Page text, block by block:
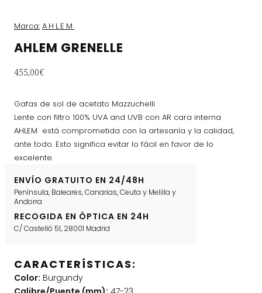
Marca: AHLEM
AHLEM GRENELLE
455,00€
Gafas de sol de acetato Mazzuchelli
Lente con filtro 100% UVA and UVB con AR cara interna
AHLEM está comprometida con la artesanía y la calidad,
ante todo. Esto significa evitar lo fácil en favor de lo
excelente.
ENVÍO GRATUITO EN 24/48H
Península, Baleares, Canarias, Ceuta y Melilla y
Andorra
RECOGIDA EN ÓPTICA EN 24H
C/ Castelló 51, 28001 Madrid
CARACTERÍSTICAS:
Color: Burgundy